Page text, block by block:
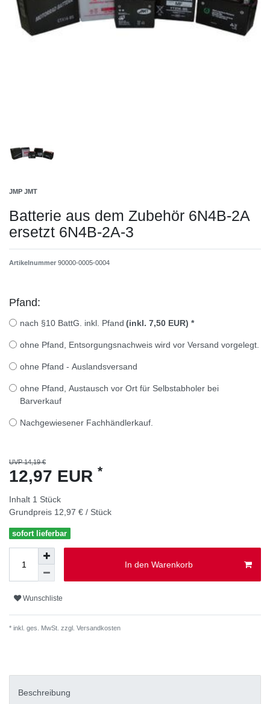
JMP JMT
Batterie aus dem Zubehör 6N4B-2A
ersetzt 6N4B-2A-3
Artikelnummer 90000-0005-0004
Pfand:
nach §10 BattG. inkl. Pfand (inkl. 7,50 EUR) *
ohne Pfand, Entsorgungsnachweis wird vor Versand vorgelegt.
ohne Pfand - Auslandsversand
ohne Pfand, Austausch vor Ort für Selbstabholer bei
Barverkauf
Nachgewiesener Fachhändlerkauf.
UVP 14,19 €
12,97 EUR *
Inhalt 1 Stück
Grundpreis 12,97 € / Stück
sofort lieferbar
In den Warenkorb
Wunschliste
* inkl. ges. MwSt. zzgl. Versandkosten
Beschreibung